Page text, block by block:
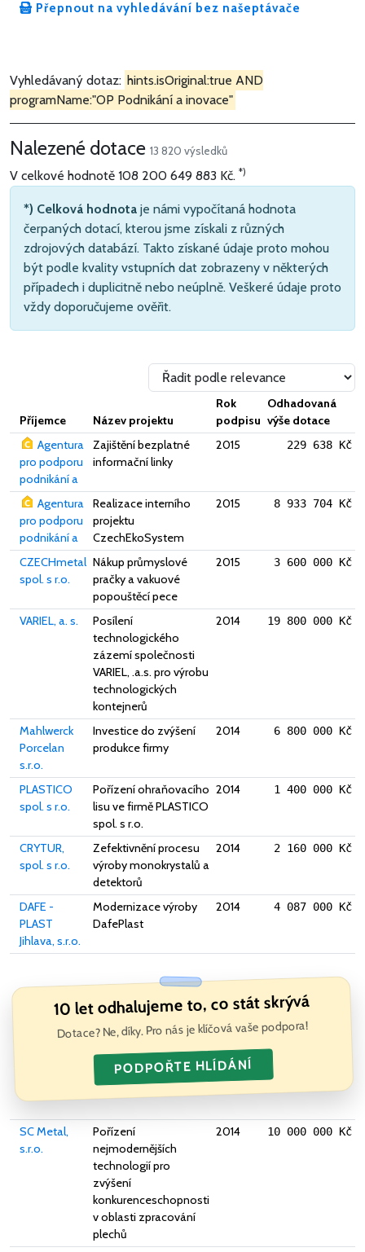
Přepnout na vyhledávání bez našeptávače
Vyhledávaný dotaz: hints.isOriginal:true AND
programName:"OP Podnikání a inovace"
Nalezené dotace 13 820 výsledků
V celkové hodnotě 108 200 649 883 Kč. *)
*) Celková hodnota je námi vypočítaná hodnota
čerpaných dotací, kterou jsme získali z různých
zdrojových databází. Takto získané údaje proto mohou
být podle kvality vstupních dat zobrazeny v některých
případech i duplicitně nebo neúplně. Veškeré údaje proto
vždy doporučujeme ověřit.
Příjemce Název projektu
Rok
podpisu
Odhadovaná
výše dotace
Agentura
pro podporu
podnikání a
Zajištění bezplatné
informační linky
2015 229 638 Kč
Agentura
pro podporu
podnikání a
Realizace interního
projektu
CzechEkoSystem
2015 8 933 704 Kč
CZECHmetal
spol. s r.o.
Nákup průmyslové
pračky a vakuové
popouštěcí pece
2015 3 600 000 Kč
VARIEL, a. s.
Posílení
technologického
zázemí společnosti
VARIEL, .a.s. pro výrobu
technologických
kontejnerů
2014 19 800 000 Kč
Mahlwerck
Porcelan
s.r.o.
Investice do zvýšení
produkce firmy
2014 6 800 000 Kč
PLASTICO
spol. s r.o.
Pořízení ohraňovacího
lisu ve firmě PLASTICO
spol. s r.o.
2014 1 400 000 Kč
CRYTUR,
spol. s r.o.
Zefektivnění procesu
výroby monokrystalů a
detektorů
2014 2 160 000 Kč
DAFE -
PLAST
Jihlava, s.r.o.
Modernizace výroby
DafePlast
2014 4 087 000 Kč
10 let odhalujeme to, co stát skrývá
Dotace? Ne, díky. Pro nás je klíčová vaše podpora!
PODPOŘTE HLÍDÁNÍ
SC Metal,
s.r.o.
Pořízení
nejmodernějších
technologií pro
zvýšení
konkurenceschopnosti
v oblasti zpracování
plechů
2014 10 000 000 Kč